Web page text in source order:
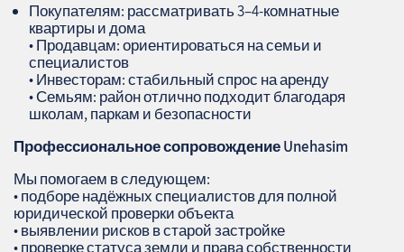
Покупателям: рассматривать 3–4‑комнатные
квартиры и дома
• Продавцам: ориентироваться на семьи и
специалистов
• Инвесторам: стабильный спрос на аренду
• Семьям: район отлично подходит благодаря
школам, паркам и безопасности
Профессиональное сопровождениеUnehasim
Мы помогаем в следующем:
• подборе надёжных специалистов для полной
юридической проверки объекта
• выявлении рисков в старой застройке
• проверке статуса земли и права собственности